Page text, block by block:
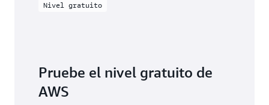
Nivel gratuito
Pruebe el nivel gratuito de
AWS